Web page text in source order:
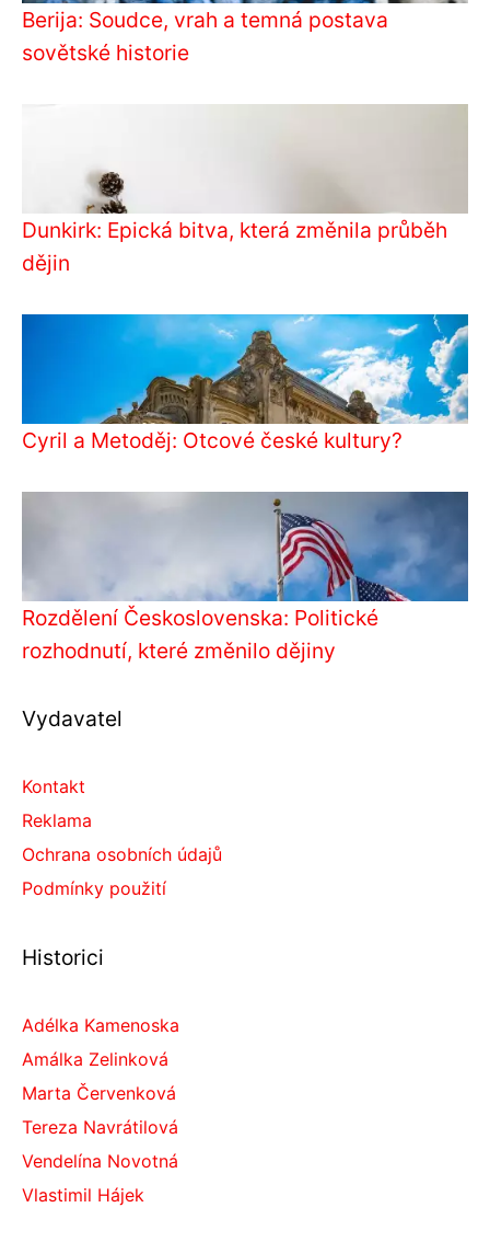
Berija: Soudce, vrah a temná postava
sovětské historie
Dunkirk: Epická bitva, která změnila průběh
dějin
Cyril a Metoděj: Otcové české kultury?
Rozdělení Československa: Politické
rozhodnutí, které změnilo dějiny
Vydavatel
Kontakt
Reklama
Ochrana osobních údajů
Podmínky použití
Historici
Adélka Kamenoska
Amálka Zelinková
Marta Červenková
Tereza Navrátilová
Vendelína Novotná
Vlastimil Hájek